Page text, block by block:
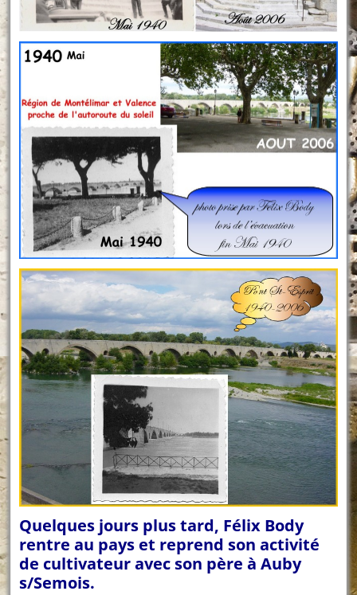
Quelques jours plus tard, Félix Body
rentre au pays et reprend son activité
de cultivateur avec son père à Auby
s/Semois.